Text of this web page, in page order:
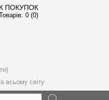
ПОКУПОК
0 (0)
всьому світу